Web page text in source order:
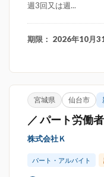
週3回又は週...
期限： 2026年10月
宮城県 仙台市
／ パート労働
株式会社Ｋ
パート・アルバイト